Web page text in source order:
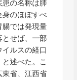
患の名称は肺
身のほぼすべ
腸では発現量
せば、一部
ルスの経口
述べた。こ
東省、江西省